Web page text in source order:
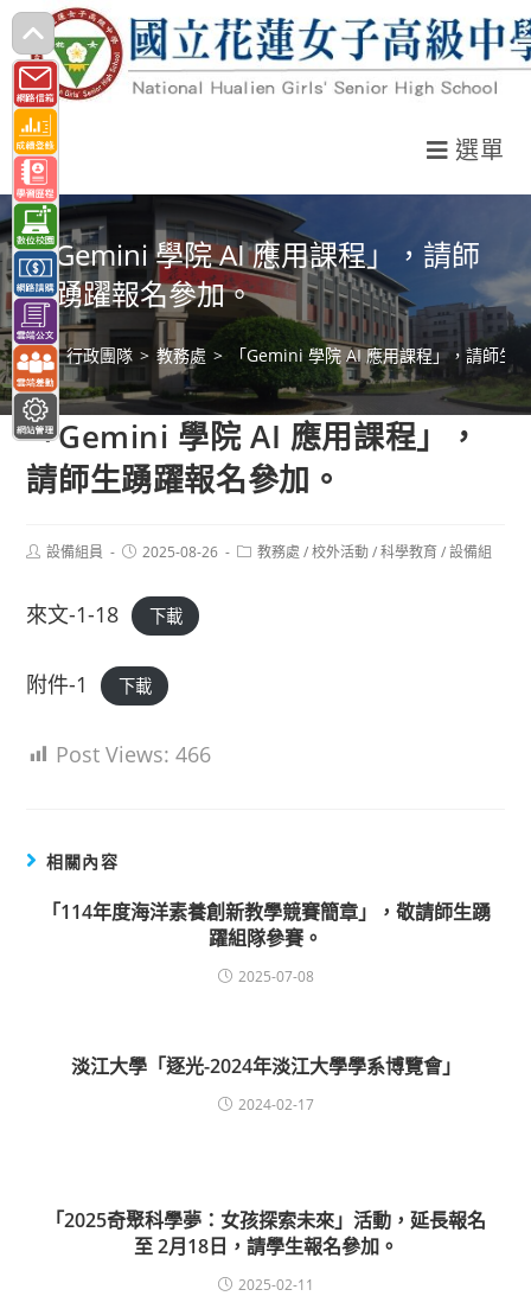
跳
轉
至
主
要
內
容
選單
「Gemini 學院 AI 應用課程」，請師
生踴躍報名參加。
> 行政團隊 > 教務處 > 「Gemini 學院 AI 應用課程」，請師生
「Gemini 學院 AI 應用課程」，
請師生踴躍報名參加。
Post設備組員
Post2025-08-26
Post教務處 / 校外活動 / 科學教育 / 設備組
來文-1-18 下載
附件-1 下載
Post Views: 466
相關內容
「114年度海洋素養創新教學競賽簡章」，敬請師生踴
躍組隊參賽。
2025-07-08
淡江大學「逐光-2024年淡江大學學系博覽會」
2024-02-17
「2025奇聚科學夢：女孩探索未來」活動，延長報名
至 2月18日，請學生報名參加。
2025-02-11